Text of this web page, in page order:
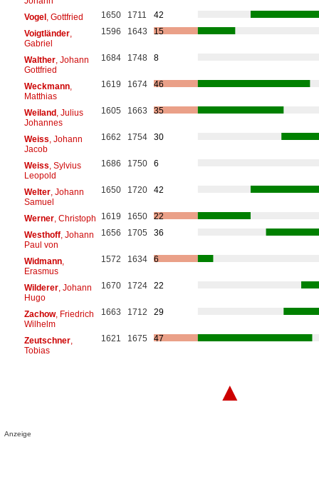
Vogel, Gottfried 1650 1711
42
Voigtländer,
Gabriel
1596 1643 15
Walther, Johann
Gottfried
1684 1748 8
Weckmann,
Matthias
1619 1674 46
Weiland, Julius
Johannes
1605 1663 35
Weiss , Johann
Jacob
1662 1754 30
Weiss , Sylvius
Leopold
1686 1750 6
Welter, Johann
Samuel
1650 1720 42
Werner, Christoph 1619 1650
22
Westhoff, Johann
Paul von
1656 1705 36
Widmann,
Erasmus
1572 1634 6
Wilderer, Johann
Hugo
1670 1724 22
Zachow, Friedrich
Wilhelm
1663 1712 29
Zeutschner,
Tobias
1621 1675 47
▲
Anzeige